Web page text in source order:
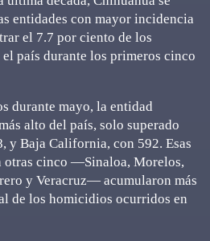
entidades con mayor incidencia
el 7.7 por ciento de los
país durante los primeros cinco
durante mayo, la entidad
alto del país, solo superado
y Baja California, con 592. Esas
otras cinco —Sinaloa, Morelos,
y Veracruz— acumularon más
de los homicidios ocurridos en